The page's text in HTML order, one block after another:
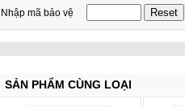
Nhập mã bảo vệ
SẢN PHẨM CÙNG LOẠI